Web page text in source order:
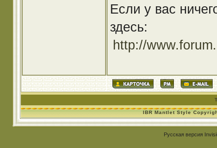
Если у вас
здесь:
http://
IBR Mantlet Style
Русская версия